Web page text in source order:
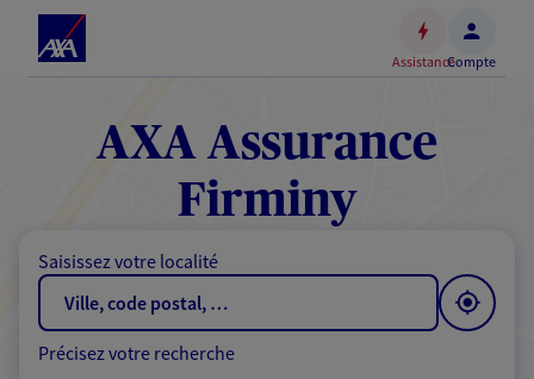
Accéder
contenu
principal
Accéder
au
de
AssistanceCompte
AXA Assurance
Firminy
Saisissez votre localité
Précisez votre recherche